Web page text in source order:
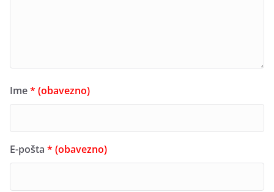
Ime* (obavezno)
E-pošta * (obavezno)